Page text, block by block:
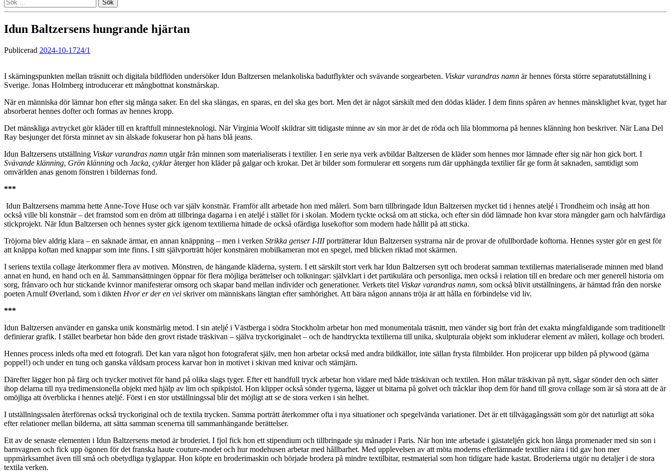
efter:
Idun Baltzersens hungrande hjärtan
Publicerad 2024-10-1724/1
I skärningspunkten mellan träsnitt och digitala bildflöden undersöker Idun Baltzersen melankoliska badutflykter och svävande sorgearbeten. Viskar varandras namn är hennes första större separatutställning i
Sverige. Jonas Holmberg introducerar ett mångbottnat konstnärskap.
När en människa dör lämnar hon efter sig många saker. En del ska slängas, en sparas, en del ska ges bort. Men det är något särskilt med den dödas kläder. I dem finns spåren av hennes mänsklighet kvar, tyget har
absorberat hennes dofter och formas av hennes kropp.
Det mänskliga avtrycket gör kläder till en kraftfull minnesteknologi. När Virginia Woolf skildrar sitt tidigaste minne av sin mor är det de röda och lila blommorna på hennes klänning hon beskriver. När Lana Del
Ray besjunger det första minnet av sin älskade fokuserar hon på hans blå jeans.
Idun Baltzersens utställning Viskar varandras namn utgår från minnen som materialiserats i textilier. I en serie nya verk avbildar Baltzersen de kläder som hennes mor lämnade efter sig när hon gick bort. I
Svävande klänning, Grön klänning och Jacka, cyklaråterger hon kläder på galgar och krokar. Det är bilder som formulerar ett sorgens rum där upphängda textilier får ge form åt saknaden, samtidigt som
omvärlden anas genom fönstren i bildernas fond.
***
Idun Baltzersens mamma hette Anne-Tove Huse och var själv konstnär. Framför allt arbetade hon med måleri. Som barn tillbringade Idun Baltzersen mycket tid i hennes ateljé i Trondheim och insåg att hon
också ville bli konstnär – det framstod som en dröm att tillbringa dagarna i en ateljé i stället för i skolan. Modern tyckte också om att sticka, och efter sin död lämnade hon kvar stora mängder garn och halvfärdiga
stickprojekt. När Idun Baltzersen och hennes syster gick igenom textilierna hittade de också ofärdiga lusekoftor som modern hade hållit på att sticka.
Tröjorna blev aldrig klara – en saknade ärmar, en annan knäppning – men i verken Strikka genser I-IIIporträtterar Idun Baltzersen systrarna när de provar de ofullbordade koftorna. Hennes syster gör en gest för
att knäppa koftan med knappar som inte finns. I sitt självporträtt höjer konstnären mobilkameran mot en spegel, med blicken riktad mot skärmen.
I seriens textila collage återkommer flera av motiven. Mönstren, de hängande kläderna, systern. I ett särskilt stort verk har Idun Baltzersen sytt och broderat samman textiliernas materialiserade minnen med bland
annat en hund, en hand och en ål. Sammansättningen öppnar för flera möjliga berättelser och tolkningar: självklart i det partikulära och personliga, men också i relation till en bredare och mer generell historia om
sorg, frånvaro och hur stickande kvinnor manifesterar omsorg och skapar band mellan individer och generationer. Verkets titel Viskar varandras namn, som också blivit utställningens, är hämtad från den norske
poeten Arnulf Øverland, som i dikten Hvor er der en vei skriver om människans längtan efter samhörighet. Att bära någon annans tröja är att hålla en förbindelse vid liv.
***
Idun Baltzersen använder en ganska unik konstnärlig metod. I sin ateljé i Västberga i södra Stockholm arbetar hon med monumentala träsnitt, men vänder sig bort från det exakta mångfaldigande som traditionellt
definierar grafik. I stället bearbetar hon både den grovt ristade träskivan – själva tryckoriginalet – och de handtryckta textilierna till unika, skulpturala objekt som inkluderar element av måleri, kollage och broderi.
Hennes process inleds ofta med ett fotografi. Det kan vara något hon fotograferat själv, men hon arbetar också med andra bildkällor, inte sällan frysta filmbilder. Hon projicerar upp bilden på plywood (gärna
poppel!) och under en tung och ganska våldsam process karvar hon in motivet i skivan med knivar och stämjärn.
Därefter lägger hon på färg och trycker motivet för hand på olika slags tyger. Efter ett handfull tryck arbetar hon vidare med både träskivan och textilen. Hon målar träskivan på nytt, sågar sönder den och sätter
ihop delarna till nya tredimensionella objekt med hjälp av lim och spikpistol. Hon klipper också sönder tygerna, lägger ut bitarna på golvet och tråcklar ihop dem för hand till grova collage som är så stora att de är
omöjliga att överblicka i hennes ateljé. Först i en stor utställningssal blir det möjligt att se de stora verken i sin helhet.
I utställningssalen återförenas också tryckoriginal och de textila trycken. Samma porträtt återkommer ofta i nya situationer och spegelvända variationer. Det är ett tillvägagångssätt som gör det naturligt att söka
efter relationer mellan bilderna, att sätta samman scenerna till sammanhängande berättelser.
Ett av de senaste elementen i Idun Baltzersens metod är broderiet. I fjol fick hon ett stipendium och tillbringade sju månader i Paris. När hon inte arbetade i gästateljén gick hon långa promenader med sin son i
barnvagnen och fick upp ögonen för det franska haute couture-modet och hur modehusen arbetar med hållbarhet. Med upplevelsen av att möta moderns efterlämnade textilier nära i tid gav hon mer
uppmärksamhet även till små och obetydliga tyglappar. Hon köpte en broderimaskin och började brodera på mindre textilbitar, restmaterial som hon tidigare hade kastat. Broderierna utgör nu detaljer i de stora
textila verken.